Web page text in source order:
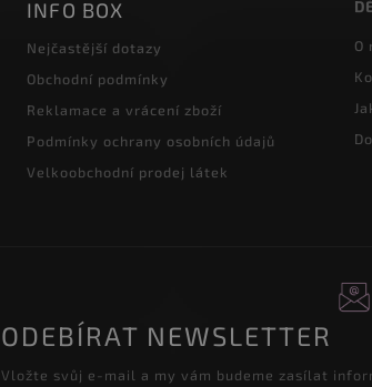
INFO BOX
Nejčastější dotazy
Obchodní podmínky
Reklamace a vrácení zboží
Podmínky ochrany osobních údajů
Velkoobchodní prodej látek
O
ODEBÍRAT NEWSLETTER
Vložte svůj e-mail a my vám budeme zasílat